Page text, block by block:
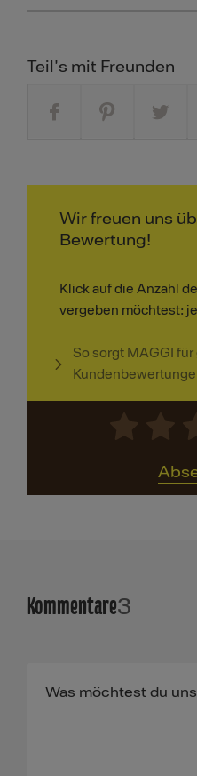
Teil's mit Freunden
Wir freuen uns
Bewertung!
Klick auf die Anzahl
vergeben möchtest:
So sorgt MAGGI
Kommentare3